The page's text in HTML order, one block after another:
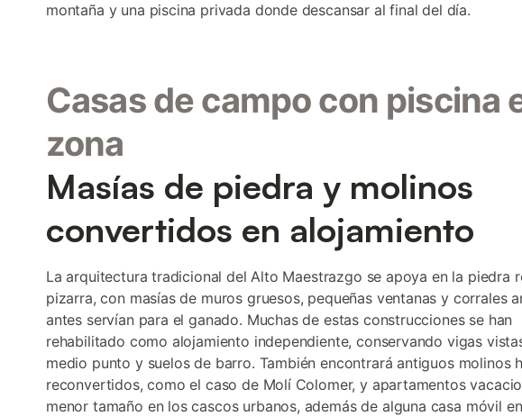
montaña y una piscina privada donde descansar al final del día.
Casas de campo con piscina
zona
Masías de piedra y molinos
convertidos en alojamiento
La arquitectura tradicional del Alto Maestrazgo se apoya en la piedra
pizarra, con masías de muros gruesos, pequeñas ventanas y corrales
antes servían para el ganado. Muchas de estas construcciones se han
rehabilitado como alojamiento independiente, conservando vigas
medio punto y suelos de barro. También encontrará antiguos molinos
reconvertidos, como el caso de Molí Colomer, y apartamentos
menor tamaño en los cascos urbanos, además de alguna casa móvil